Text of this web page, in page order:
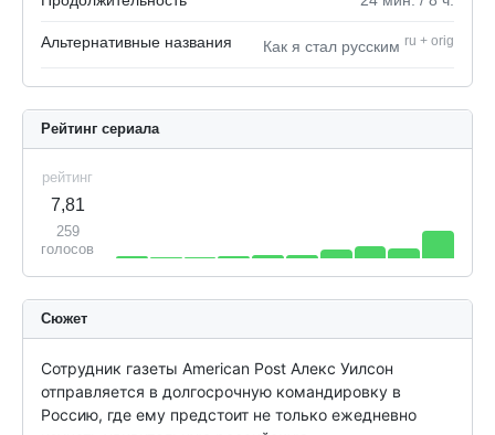
Альтернативные названия Как я стал русским ru + orig
Рейтинг сериала
рейтинг
7,81
259
голосов
Сюжет
Сотрудник газеты American Post Алекс Уилсон
отправляется в долгосрочную командировку в
Россию, где ему предстоит не только ежедневно